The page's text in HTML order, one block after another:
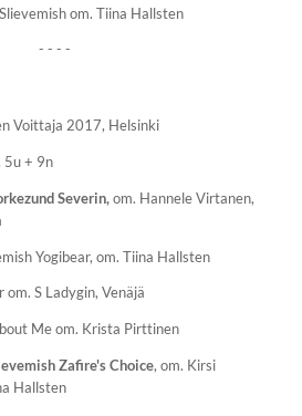
om. Tiina Hallsten
- - - -
Voittaja 2017, Helsinki
5u + 9n
Severin,om. Hannele Virtanen,
Yogibear, om. Tiina Hallsten
om. S Ladygin, Venäjä
Me om. Krista Pirttinen
Zafire's Choice, om. Kirsi
Hallsten